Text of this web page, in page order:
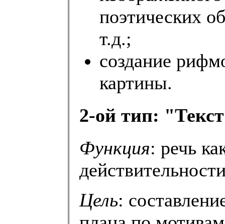
поэтических
т.д.;
создание
картины.
2-ой тип:
Функция: речь
Цель: